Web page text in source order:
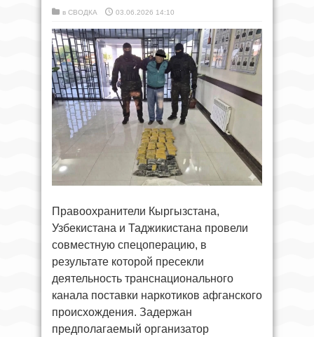
в СВОДКА 03.06.2026 14:10
Правоохранители Кыргызстана,
Узбекистана и Таджикистана провели
совместную спецоперацию, в
результате которой пресекли
деятельность транснационального
канала поставки наркотиков афганского
происхождения. Задержан
предполагаемый организатор